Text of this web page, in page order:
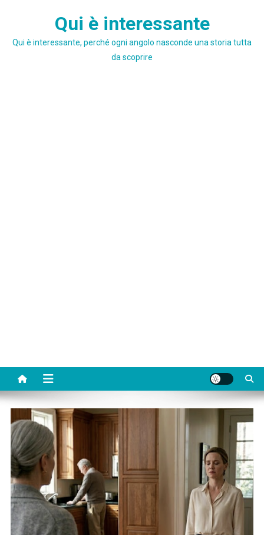
Qui è interessante
Qui è interessante, perché ogni angolo nasconde una storia tutta
da scoprire